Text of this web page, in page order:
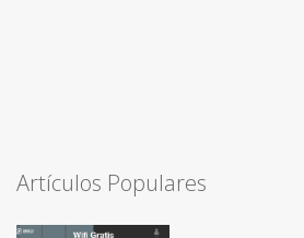
Artículos Populares